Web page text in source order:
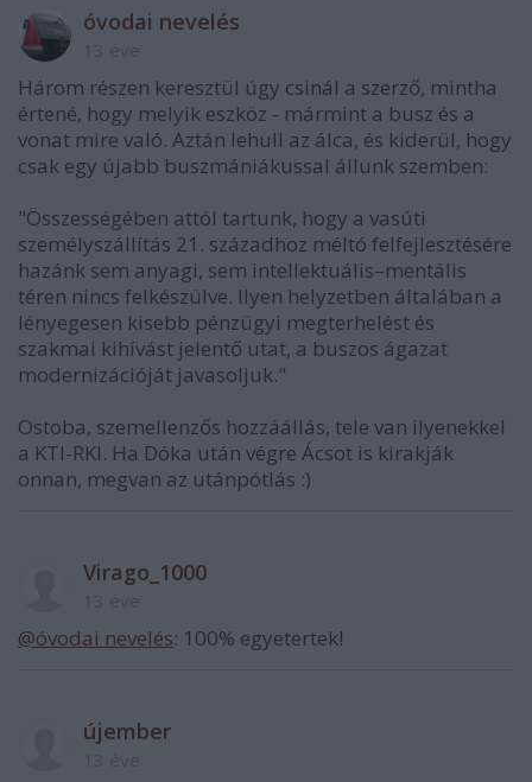
óvodai nevelés
Három részen keresztül úgy csinál a szerző, mintha
értené, hogy melyik eszköz - mármint a busz és a
vonat mire való. Aztán lehull az álca, és kiderül, hogy
csak egy újabb buszmániákussal állunk szemben:
"Összességében attól tartunk, hogy a vasúti
személyszállítás 21. századhoz méltó felfejlesztésére
hazánk sem anyagi, sem intellektuális–mentális
téren nincs felkészülve. Ilyen helyzetben általában a
lényegesen kisebb pénzügyi megterhelést és
szakmai kihívást jelentő utat, a buszos ágazat
modernizációját javasoljuk."
Ostoba, szemellenzős hozzáállás, tele van ilyenekkel
a KTI-RKI. Ha Dóka után végre Ácsot is kirakják
onnan, megvan az utánpótlás :)
Virago_1000
@óvodai nevelés: 100% egyetertek!
újember